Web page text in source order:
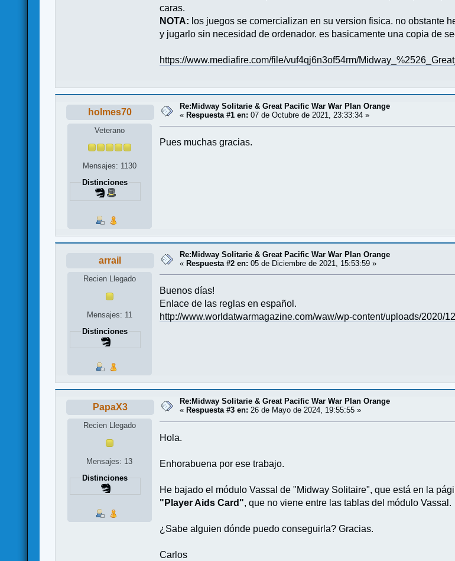
caras.
NOTA: los juegos se comercializan en su version fisica. no obstante
y jugarlo sin necesidad de ordenador. es basicamente una copia de
https://www.mediafire.com/file/vuf4qj6n3of54rm/
holmes70
Veterano
Mensajes: 1130
Distinciones
Re:Midway Solitarie & Great Pacific War War Plan Orange
«Respuesta #1 en: 07 de Octubre de 2021, 23:33:34 »
Pues muchas gracias.
arrail
Recien Llegado
Mensajes: 11
Distinciones
Re:Midway Solitarie & Great Pacific War War Plan Orange
« Respuesta #2 en: 05 de Diciembre de 2021, 15:53:59 »
Buenos días!
Enlace de las reglas en español.
http://www.worldatwarmagazine.com/waw/wp-content/uploads/2020/
PapaX3
Recien Llegado
Mensajes: 13
Distinciones
Re:Midway Solitarie & Great Pacific War War Plan Orange
« Respuesta #3 en: 26 de Mayo de 2024, 19:55:55 »
Hola.
Enhorabuena por ese trabajo.
He bajado el módulo Vassal de "Midway Solitaire", que está en la
"Player Aids Card", que no viene entre las tablas del módulo Vassal.
¿Sabe alguien dónde puedo conseguirla? Gracias.
Carlos